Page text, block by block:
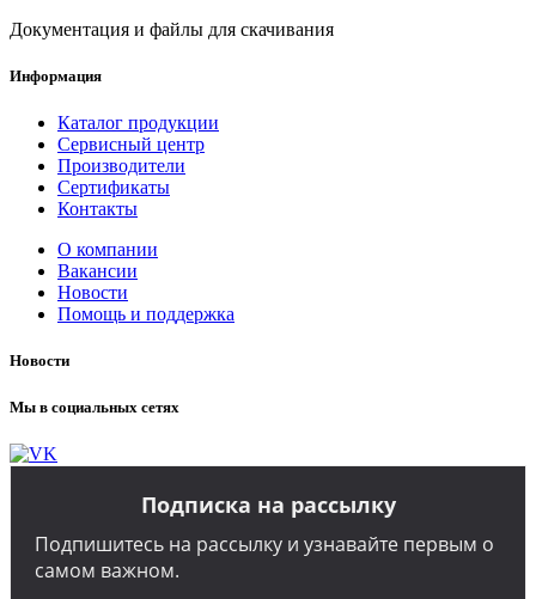
Документация и файлы для скачивания
Информация
Каталог продукции
Сервисный центр
Производители
Сертификаты
Контакты
О компании
Вакансии
Новости
Помощь и поддержка
Новости
Мы в социальных сетях
Подписка на рассылку
Подпишитесь на рассылку и узнавайте первым о
самом важном.